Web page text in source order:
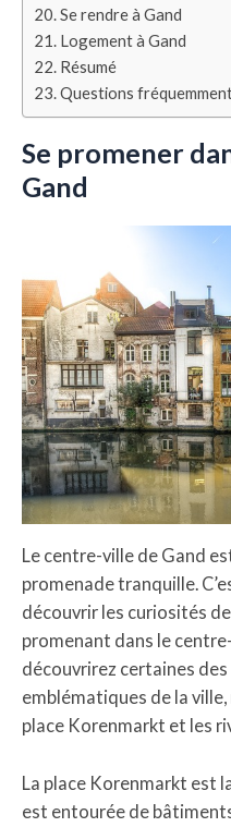
Se rendre à Gand
Logement à Gand
Résumé
Questions
Se promener
Gand
Le centre-ville de Gand
promenade tranquille.
découvrir les curiosités
promenant dans le
découvrirez certaines
emblématiques de la
place Korenmarkt et les
La place Korenmarkt est
est entourée de